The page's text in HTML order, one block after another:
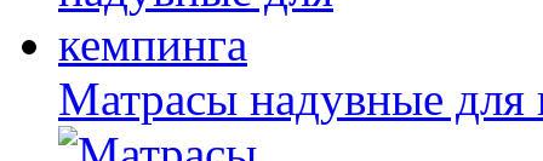
Матрасы надувные для